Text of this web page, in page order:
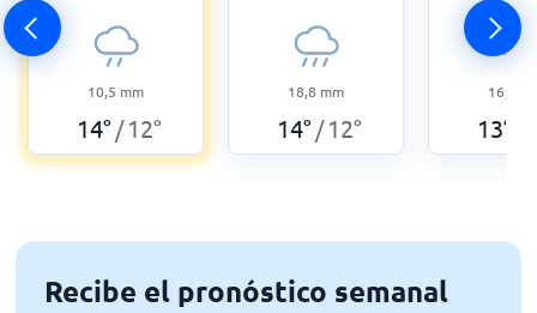
10,5 mm
14° / 12°
18,8 mm
14° / 12°
16,5
13°
Recibe el pronóstico semanal